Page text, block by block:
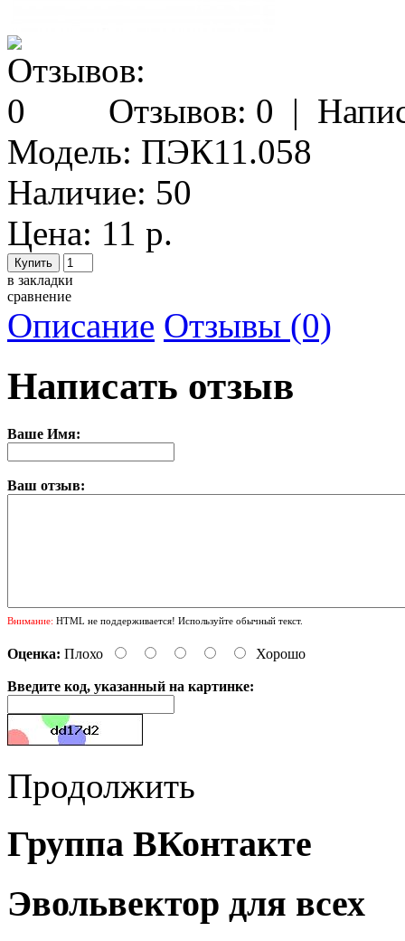
Отзывов: 0 |
Модель: ПЭК11.058
Наличие: 50
Цена: 11 р.
в закладки
сравнение
Описание Отзывы (0)
Написать отзыв
Ваше Имя:
Ваш отзыв:
Внимание: HTML не поддерживается! Используйте обычный текст.
Оценка: Плохо Хорошо
Введите код, указанный на картинке:
Продолжить
Группа ВКонтакте
Эвольвектор для всех